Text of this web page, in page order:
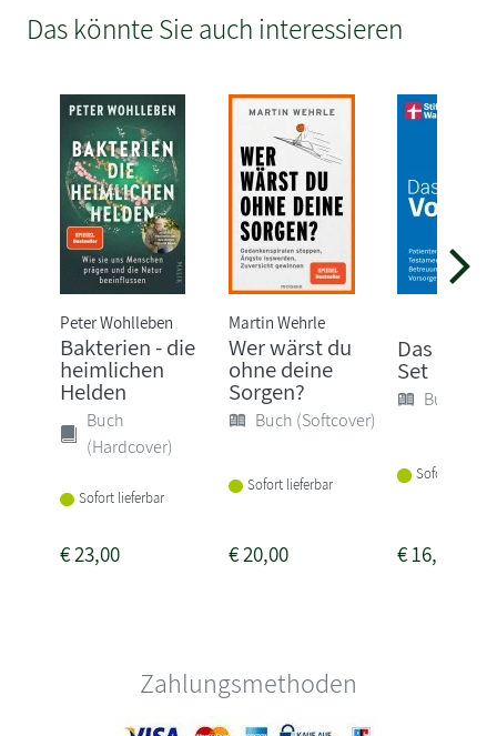
Das könnte Sie auch interessieren
Peter Wohlleben
Bakterien - die
heimlichen
Helden
Buch
(Hardcover)
Sofort lieferbar
€23,00
Martin Wehrle
Wer wärst du
ohne deine
Sorgen?
Buch (Softcover)
Sofort lieferbar
€20,00
Das
Set
Buch
Sofort
€16,90
Zahlungsmethoden